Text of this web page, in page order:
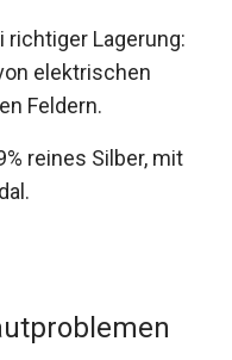
richtiger Lagerung:
elektrischen
Feldern.
reines Silber, mit